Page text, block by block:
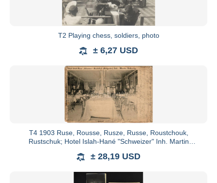
T2 Playing chess, soldiers, photo
± 6,27 USD
T4 1903 Ruse, Rousse, Rusze, Russe, Roustchouk,
Rustschuk; Hotel Islah-Hané "Schweizer" Inh. Martin
± 28,19 USD